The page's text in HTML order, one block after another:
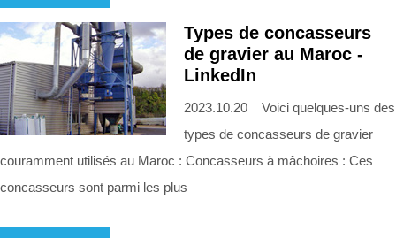
Types de concasseurs
de gravier au Maroc -
LinkedIn
2023.10.20 Voici quelques-uns des
types de concasseurs de gravier
couramment utilisés au Maroc : Concasseurs à mâchoires : Ces
concasseurs sont parmi les plus